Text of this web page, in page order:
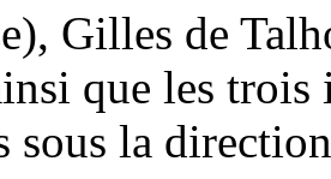
Gilles de
que les trois
sous la